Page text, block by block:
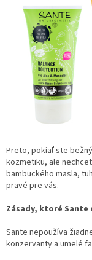
Preto, pokiaľ ste
kozmetiku, ale
bambuckého masla,
pravé pre vás.
Zásady, ktoré Sante
Sante nepoužíva
konzervanty a umelé